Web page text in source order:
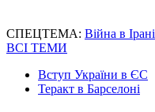
СПЕЦТЕМА: Війна в Ірані
ВСІ ТЕМИ
Вступ України в ЄС
Теракт в Барселоні